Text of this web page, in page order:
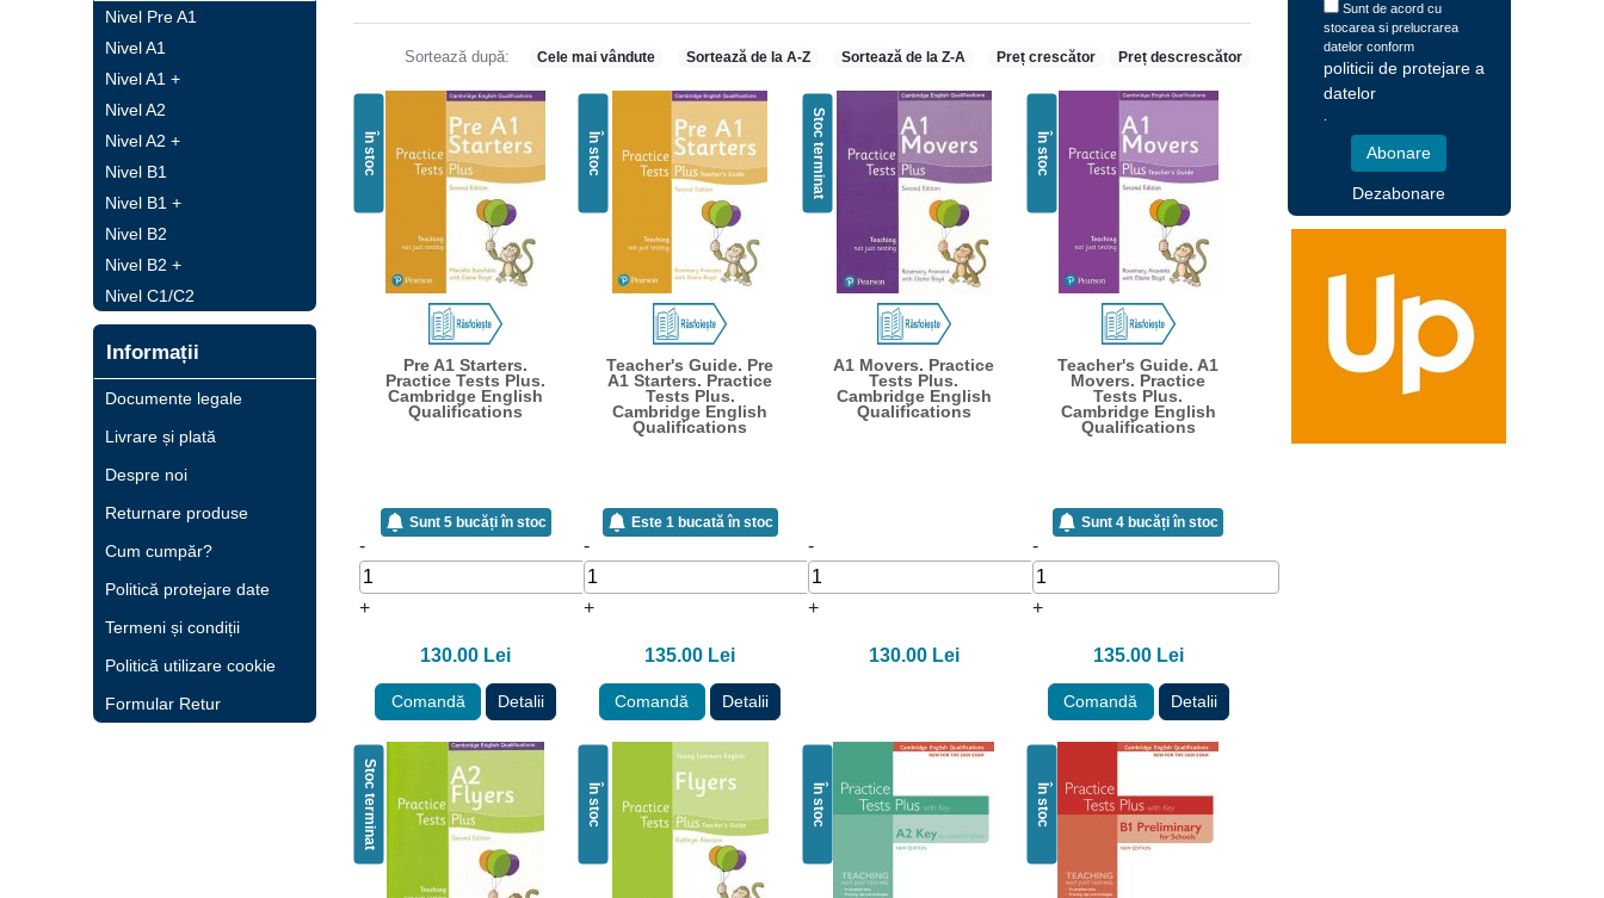
Nivel Pre A1
Nivel A1
Nivel A1 +
Nivel A2
Nivel A2 +
Nivel B1
Nivel B1 +
Nivel B2
Nivel B2 +
Nivel C1/C2
Informații
Documente legale
Livrare și plată
Despre noi
Returnare produse
Cum cumpăr?
Politică protejare date
Termeni și condiții
Politică utilizare cookie
Formular Retur
Sortează după: Cele mai vândute Sortează de la A-Z Sortează de la Z-A Preț crescător Preț descrescător
În stoc
Pre A1 Starters.
Practice Tests Plus.
Cambridge English
Qualifications
Sunt 5 bucăți în stoc
-
+
130.00 Lei
Comandă Detalii
În stoc
Teacher's Guide. Pre
A1 Starters. Practice
Tests Plus.
Cambridge English
Qualifications
Este 1 bucată în stoc
-
+
135.00 Lei
Comandă Detalii
Stoc terminat
A1 Movers. Practice
Tests Plus.
Cambridge English
Qualifications
-
+
130.00 Lei
În stoc
Teacher's Guide. A1
Movers. Practice
Tests Plus.
Cambridge English
Qualifications
Sunt 4 bucăți în stoc
-
+
135.00 Lei
Comandă Detalii
Stoc terminat În stoc În stoc În stoc
Sunt de acord cu
stocarea si prelucrarea
datelor conform
politicii de protejare a
datelor
Dezabonare